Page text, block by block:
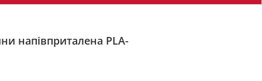
напівприталена PLA-